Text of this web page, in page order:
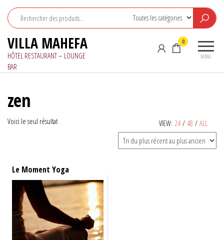
contenu
VILLA MAHEFA
HÔTEL RESTAURANT – LOUNGE
BAR
MENU
0
zen
VIEW: 24 / 48 / ALL
Voici le seul résultat
Le Moment Yoga